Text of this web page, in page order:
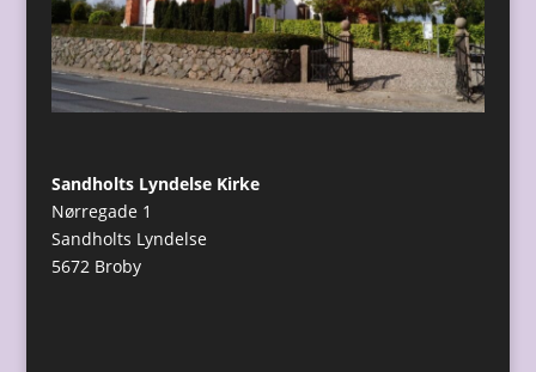
Sandholts Lyndelse Kirke
Nørregade 1
Sandholts Lyndelse
5672 Broby